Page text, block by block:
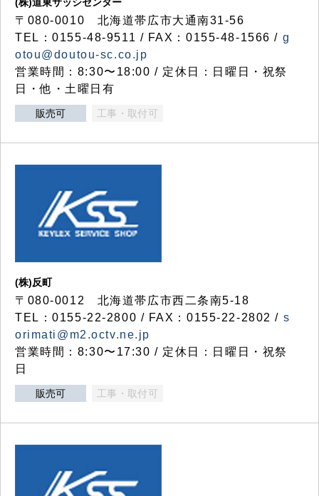
〒080-0010 北海道帯広市大通南31-56
TEL：0155-48-9511 / FAX：0155-48-1566 / g
otou@doutou-sc.co.jp
営業時間：8:30〜18:00 / 定休日：日曜日・祝祭
日・他・土曜日有
販売可 工事・取付可
(株)反町
〒080-0012 北海道帯広市西二条南5-18
TEL：0155-22-2800 / FAX：0155-22-2802 / s
orimati@m2.octv.ne.jp
営業時間：8:30〜17:30 / 定休日：日曜日・祝祭
日
販売可 工事・取付可